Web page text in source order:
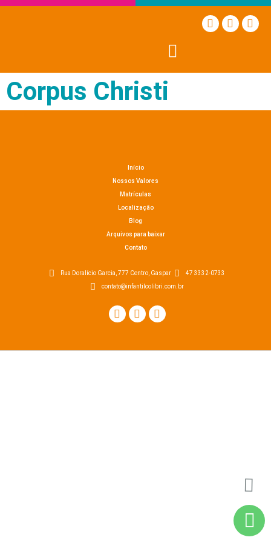
Corpus Christi
Início
Nossos Valores
Matrículas
Localização
Blog
Arquivos para baixar
Contato
Rua Doralício Garcia, 777 Centro, Gaspar
47 3332-0733
contato@infantilcolibri.com.br